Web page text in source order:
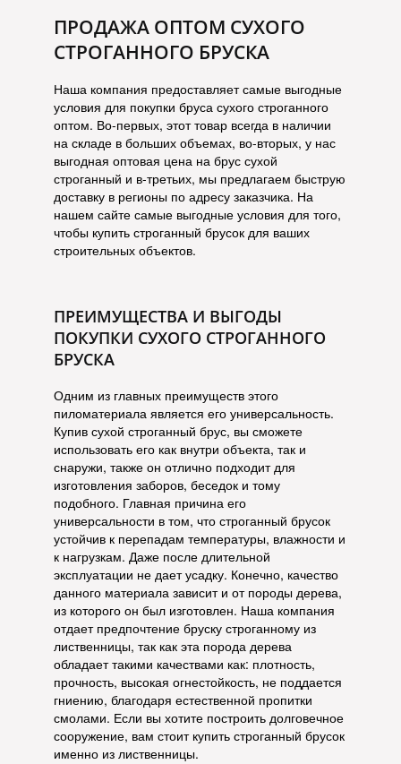
ПРОДАЖА ОПТОМ СУХОГО
СТРОГАННОГО БРУСКА
Наша компания предоставляет самые выгодные
условия для покупки бруса сухого строганного
оптом. Во-первых, этот товар всегда в наличии
на складе в больших объемах, во-вторых, у нас
выгодная оптовая цена на брус сухой
строганный и в-третьих, мы предлагаем быструю
доставку в регионы по адресу заказчика. На
нашем сайте самые выгодные условия для того,
чтобы купить строганный брусок для ваших
строительных объектов.
ПРЕИМУЩЕСТВА И ВЫГОДЫ
ПОКУПКИ СУХОГО СТРОГАННОГО
БРУСКА
Одним из главных преимуществ этого
пиломатериала является его универсальность.
Купив сухой строганный брус, вы сможете
использовать его как внутри объекта, так и
снаружи, также он отлично подходит для
изготовления заборов, беседок и тому
подобного. Главная причина его
универсальности в том, что строганный брусок
устойчив к перепадам температуры, влажности и
к нагрузкам. Даже после длительной
эксплуатации не дает усадку. Конечно, качество
данного материала зависит и от породы дерева,
из которого он был изготовлен. Наша компания
отдает предпочтение бруску строганному из
лиственницы, так как эта порода дерева
обладает такими качествами как: плотность,
прочность, высокая огнестойкость, не поддается
гниению, благодаря естественной пропитки
смолами. Если вы хотите построить долговечное
сооружение, вам стоит купить строганный брусок
именно из лиственницы.